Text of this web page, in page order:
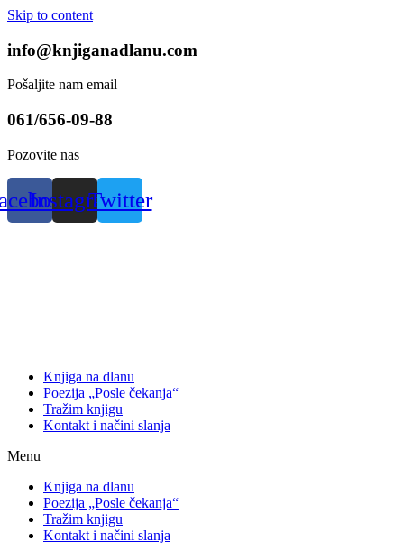
Skip to content
info@knjiganadlanu.com
Pošaljite nam email
061/656-09-88
Pozovite nas
InstagramTwitter
Knjiga na dlanu
Poezija „Posle čekanja“
Tražim knjigu
Kontakt i načini slanja
Menu
Knjiga na dlanu
Poezija „Posle čekanja“
Tražim knjigu
Kontakt i načini slanja